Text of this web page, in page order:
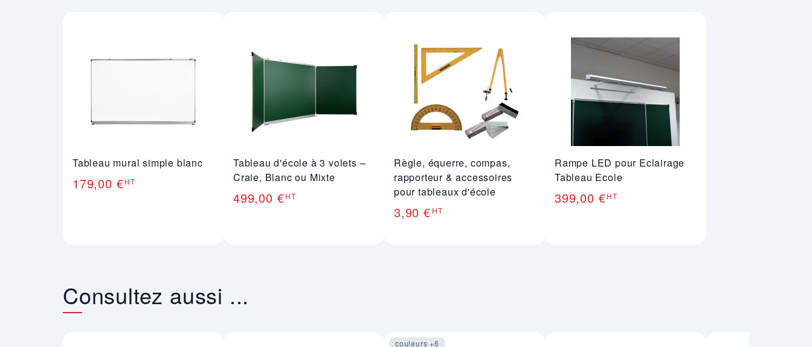
Tableau mural simple blanc
179,00 €HT
Tableau d'école à 3 volets –
Craie, Blanc ou Mixte
499,00 €HT
Règle, équerre, compas,
rapporteur & accessoires
pour tableaux d'école
3,90 € HT
Rampe LED pour Eclairage
Tableau Ecole
399,00 €HT
Consultez aussi ...
couleurs +6